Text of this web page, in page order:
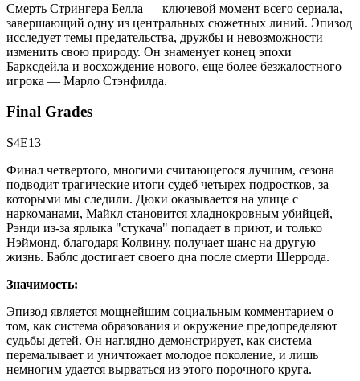
Смерть Стрингера Белла — ключевой момент всего сериала,
завершающий одну из центральных сюжетных линий. Эпизод
исследует темы предательства, дружбы и невозможности
изменить свою природу. Он знаменует конец эпохи
Барксдейла и восхождение нового, еще более безжалостного
игрока — Марло Стэнфилда.
Final Grades
S4E13
Финал четвертого, многими считающегося лучшим, сезона
подводит трагические итоги судеб четырех подростков, за
которыми мы следили. Дюки оказывается на улице с
наркоманами, Майкл становится хладнокровным убийцей,
Рэнди из-за ярлыка "стукача" попадает в приют, и только
Нэймонд, благодаря Колвину, получает шанс на другую
жизнь. Баблс достигает своего дна после смерти Шеррода.
Значимость:
Эпизод является мощнейшим социальным комментарием о
том, как система образования и окружение предопределяют
судьбы детей. Он наглядно демонстрирует, как система
перемалывает и уничтожает молодое поколение, и лишь
немногим удается вырваться из этого порочного круга.